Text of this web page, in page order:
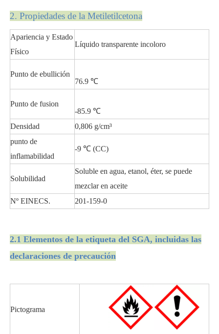
2. Propiedades de la Metiletilcetona
Apariencia y Estado
Físico
Líquido transparente incoloro
Punto de ebullición
76.9 ℃
Punto de fusion
-85.9 ℃
Densidad
0,806 g/cm³
punto de
inflamabilidad
-9 ℃ (CC)
Solubilidad
Soluble en agua, etanol, éter, se puede
mezclar en aceite
Nº EINECS.
201-159-0
2.1 Elementos de la etiqueta del SGA, incluidas las
declaraciones de precaución
Pictograma